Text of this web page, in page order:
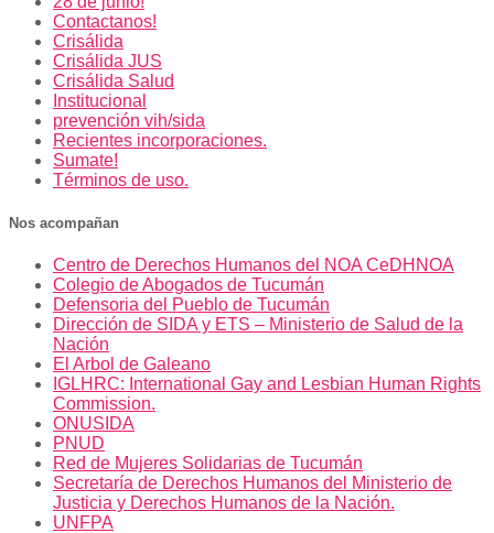
Contactanos!
Crisálida
Crisálida JUS
Crisálida Salud
Institucional
prevención vih/sida
Recientes incorporaciones.
Sumate!
Términos de uso.
Nos acompañan
Centro de Derechos Humanos del NOA CeDHNOA
Colegio de Abogados de Tucumán
Defensoria del Pueblo de Tucumán
Dirección de SIDA y ETS – Ministerio de Salud de la
Nación
El Arbol de Galeano
IGLHRC: International Gay and Lesbian Human Rights
Commission.
ONUSIDA
PNUD
Red de Mujeres Solidarias de Tucumán
Secretaría de Derechos Humanos del Ministerio de
Justicia y Derechos Humanos de la Nación.
UNFPA